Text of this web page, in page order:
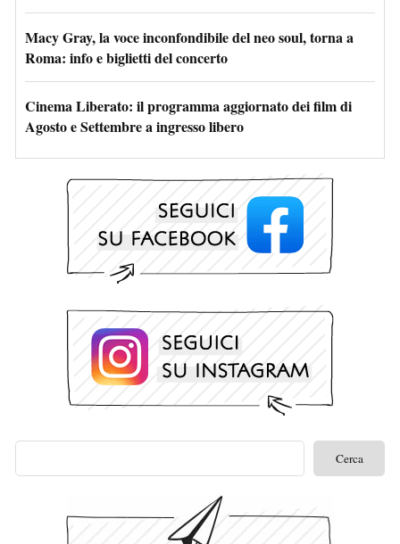
Macy Gray, la voce inconfondibile del neo soul, torna a
Roma: info e biglietti del concerto
Cinema Liberato: il programma aggiornato dei film di
Agosto e Settembre a ingresso libero